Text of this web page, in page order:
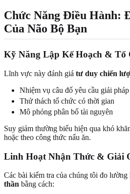
Chức Năng Điều Hành:
Của Não Bộ Bạn
Kỹ Năng Lập Kế Hoạch & Tổ
Lĩnh vực này đánh giá tư duy chiến
Nhiệm vụ câu đố yêu cầu giải
Thử thách tổ chức có thời gian
Mô phỏng phân bổ tài nguyên
Suy giảm thường biểu hiện qua khó
hoặc theo công thức nấu ăn.
Linh Hoạt Nhận Thức & Giải
Các bài kiểm tra của chúng tôi đo lường
thần bằng cách: